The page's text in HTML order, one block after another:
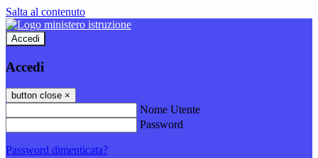
Salta al contenuto
Accedi
Accedi
button close ×
Nome Utente
Password
Password dimenticata?